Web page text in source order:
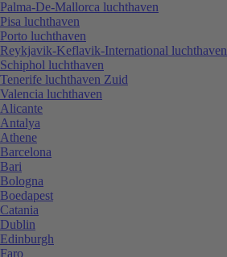
Palma-De-Mallorca luchthaven
Pisa luchthaven
Porto luchthaven
Reykjavik-Keflavik-International luchthaven
Schiphol luchthaven
Tenerife luchthaven Zuid
Valencia luchthaven
Alicante
Antalya
Athene
Barcelona
Bari
Bologna
Boedapest
Catania
Dublin
Edinburgh
Faro